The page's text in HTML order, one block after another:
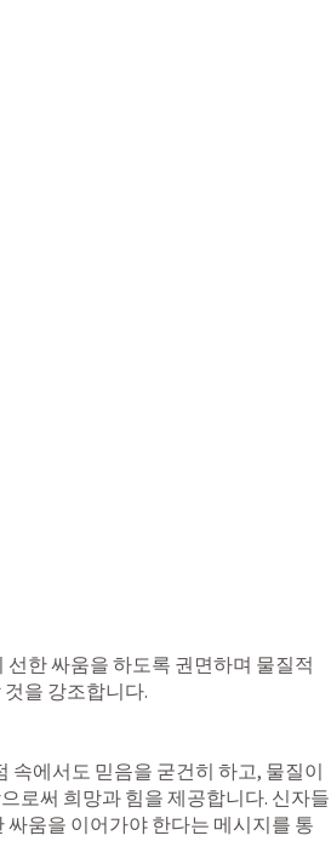
한 싸움을 하도록 권면하며 물질적
속에서도 믿음을 굳건히 하고, 물질이
로써 희망과 힘을 제공합니다. 신자들
움을 이어가야 한다는 메시지를 통